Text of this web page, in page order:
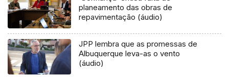
planeamento das obras de
repavimentação (áudio)
JPP lembra que as promessas de
Albuquerque leva-as o vento
(áudio)